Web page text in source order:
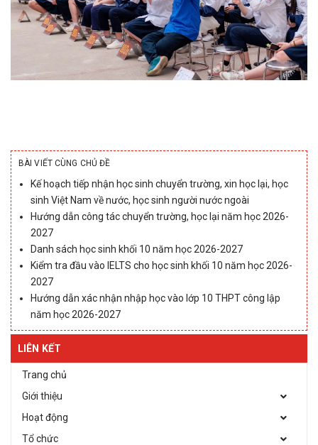
BÀI VIẾT CÙNG CHỦ ĐỀ
Kế hoạch tiếp nhận học sinh chuyển trường, xin học lại, học
sinh Việt Nam về nước, học sinh người nước ngoài
Hướng dẫn công tác chuyển trường, học lại năm học 2026-
2027
Danh sách học sinh khối 10 năm học 2026-2027
Kiểm tra đầu vào IELTS cho học sinh khối 10 năm học 2026-
2027
Hướng dẫn xác nhận nhập học vào lớp 10 THPT công lập
năm học 2026-2027
LIÊN KẾT
Trang chủ
Giới thiệu
Hoạt động
Tổ chức